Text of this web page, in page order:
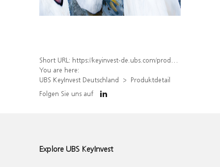
Short URL: https://keyinvest-de.ubs.com/produkt/detail/index/isin/DE000WA62AQ5
You are here:
UBS KeyInvest Deutschland
Produktdetail
Folgen Sie uns auf
Explore UBS KeyInvest